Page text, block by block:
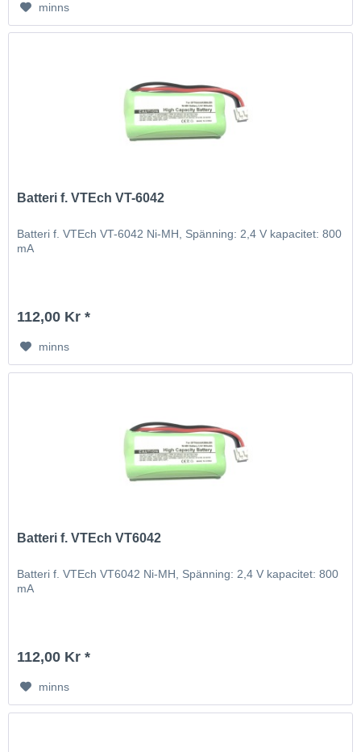
minns
Batteri f. VTEch VT-6042
Batteri f. VTEch VT-6042 Ni-MH, Spänning: 2,4 V kapacitet: 800
mA
112,00 Kr *
minns
Batteri f. VTEch VT6042
Batteri f. VTEch VT6042 Ni-MH, Spänning: 2,4 V kapacitet: 800
mA
112,00 Kr *
minns